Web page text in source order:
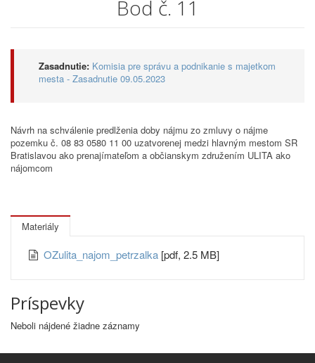
Bod č. 11
Zasadnutie: Komisia pre správu a podnikanie s majetkom
mesta - Zasadnutie 09.05.2023
Návrh na schválenie predlženia doby nájmu zo zmluvy o nájme
pozemku č. 08 83 0580 11 00 uzatvorenej medzi hlavným mestom SR
Bratislavou ako prenajímateľom a občianskym združením ULITA ako
nájomcom
Materiály
OZulita_najom_petrzalka [pdf, 2.5 MB]
Príspevky
Neboli nájdené žiadne záznamy